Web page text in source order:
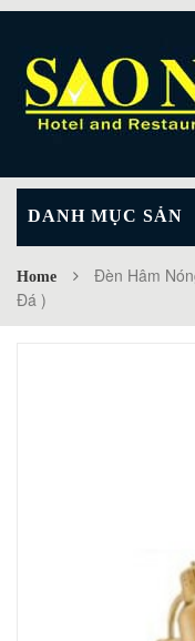
DANH MỤC SẢN
PHẨM
Home
Đèn Hâm
Đá )